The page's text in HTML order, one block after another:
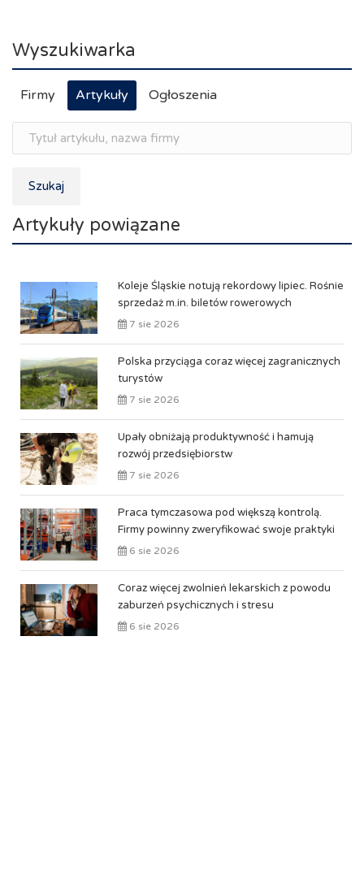
Wyszukiwarka
Firmy Artykuły Ogłoszenia
Szukaj
Artykuły powiązane
Koleje Śląskie notują rekordowy lipiec. Rośnie
sprzedaż m.in. biletów rowerowych
7 sie 2026
Polska przyciąga coraz więcej zagranicznych
turystów
7 sie 2026
Upały obniżają produktywność i hamują
rozwój przedsiębiorstw
7 sie 2026
Praca tymczasowa pod większą kontrolą.
Firmy powinny zweryfikować swoje praktyki
6 sie 2026
Coraz więcej zwolnień lekarskich z powodu
zaburzeń psychicznych i stresu
6 sie 2026